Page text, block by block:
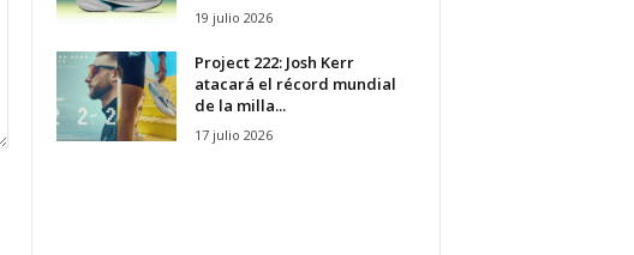
19 julio 2026
Project 222: Josh Kerr
atacará el récord mundial
de la milla...
17 julio 2026